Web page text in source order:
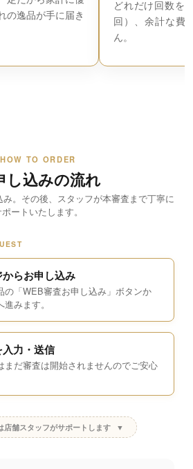
の逸品が手に届き
どれだけ回数を
回）、余計な費
ん。
HOW TO ORDER
し込みの流れ
。その後、スタッフが本審査まで丁寧に
ートいたします。
らお申し込み
の「WEB審査お申し込み」ボタンか
みます。
力・送信
まだ審査は開始されませんのでご安心
店舗スタッフがサポートします ▼